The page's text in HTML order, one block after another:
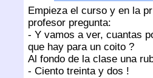
Empieza el curso y en la
profesor pregunta:
- Y vamos a ver, cuantas
que hay para un coito ?
Al fondo de la clase una
- Ciento treinta y dos !